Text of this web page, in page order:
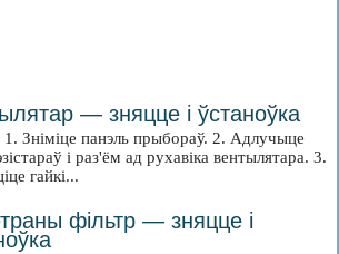
— зняцце і ўстаноўка
1. Зніміце панэль прыбораў. 2. Адлучыце
і раз'ём ад рухавіка вентылятара. 3.
гайкі...
фільтр — зняцце і